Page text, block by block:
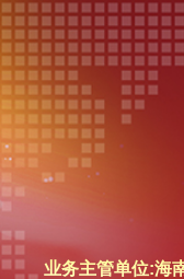
业务主管单位:海